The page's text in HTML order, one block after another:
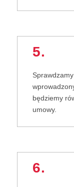
5.
będziemy
umowy.
6.